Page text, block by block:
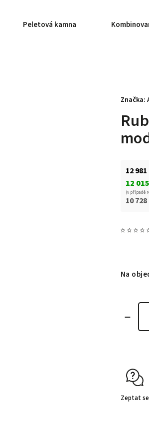
Peletová kamna
12
12
(v případě
10
Značka:
Na
Zeptat se